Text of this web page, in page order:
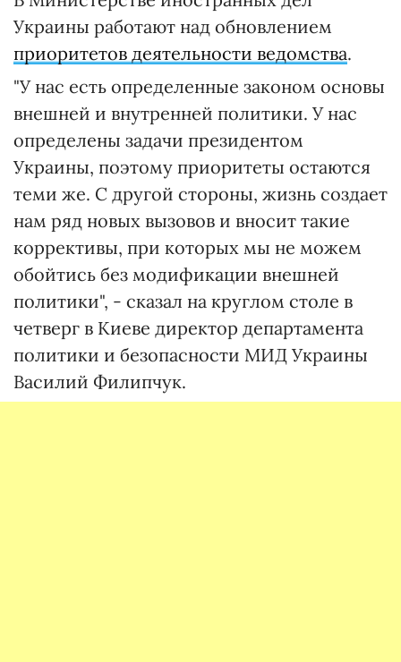
Украины работают над обновлением
приоритетов деятельности ведомства.
"У нас есть определенные законом основы
внешней и внутренней политики. У нас
определены задачи президентом
Украины, поэтому приоритеты остаются
теми же. С другой стороны, жизнь создает
нам ряд новых вызовов и вносит такие
коррективы, при которых мы не можем
обойтись без модификации внешней
политики", - сказал на круглом столе в
четверг в Киеве директор департамента
политики и безопасности МИД Украины
Василий Филипчук.